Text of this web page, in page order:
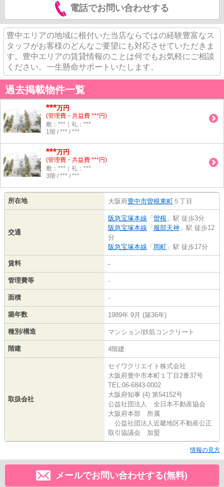
電話でお問い合わせする
豊中エリアの地域に根付いた当店ならではの経験豊富なス
タッフがお客様のどんなご要望にも対応させていただきま
す。豊中エリアの賃貸情報のことは何でもお気軽にご相談
ください。一生懸命サポートいたします。
過去掲載物件一覧
***万円
(管理費・共益費 ***円)
敷：***｜礼：***
1階 / *** / ***
***万円
(管理費・共益費 ***円)
敷：***｜礼：***
3階 / *** / ***
所在地 大阪府豊中市曽根東町 ５丁目
交通
阪急宝塚本線 「 曽根 」駅 徒歩3分
阪急宝塚本線 「 服部天神 」駅 徒歩12
分
阪急宝塚本線 「 岡町 」駅 徒歩17分
賃料 -
管理費等 -
面積 -
築年数 1989年 9月 (築36年)
種別/構造 マンション/鉄筋コンクリート
階建 4階建
取扱会社
セイワクリエイト株式会社
大阪府豊中市本町１丁目2番37号
TEL:06-6843-0002
大阪府知事 (4) 第54152号
公益社団法人 全日本不動産協会
大阪府本部 所属
公益社団法人近畿地区不動産公正
取引協議会 加盟
情報の見方
メールでお問い合わせする(無料)